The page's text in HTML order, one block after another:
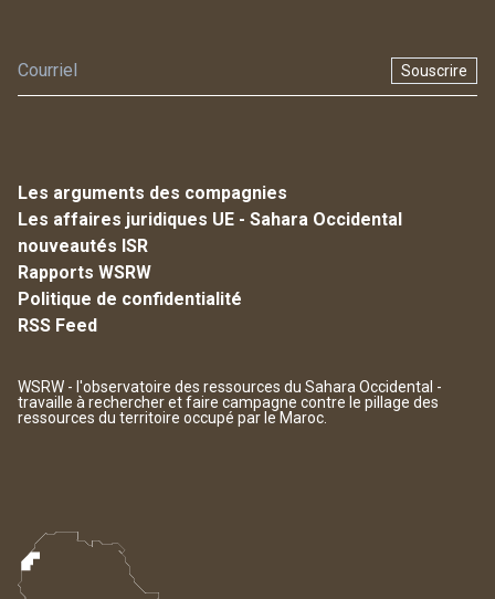
Souscrire
Les arguments des compagnies
Les affaires juridiques UE - Sahara Occidental
nouveautés ISR
Rapports WSRW
Politique de confidentialité
RSS Feed
WSRW - l'observatoire des ressources du Sahara Occidental -
travaille à rechercher et faire campagne contre le pillage des
ressources du territoire occupé par le Maroc.